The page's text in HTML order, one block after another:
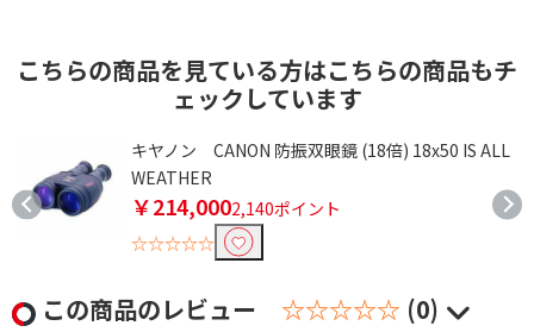
こちらの商品を見ている方はこちらの商品もチ
ェックしています
キヤノン CANON 防振双眼鏡 (18倍) 18x50 IS ALL
WEATHER
￥214,0002,140ポイント
☆☆☆☆☆
この商品のレビュー ☆☆☆☆☆ (0)